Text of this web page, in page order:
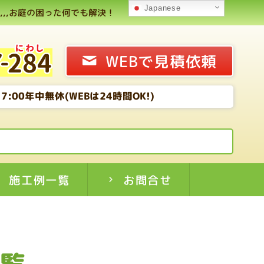
Japanese
お庭の困った何でも解決！
WEBで見積依頼
年中無休(WEBは24時間OK!)
施工例一覧 お問合せ